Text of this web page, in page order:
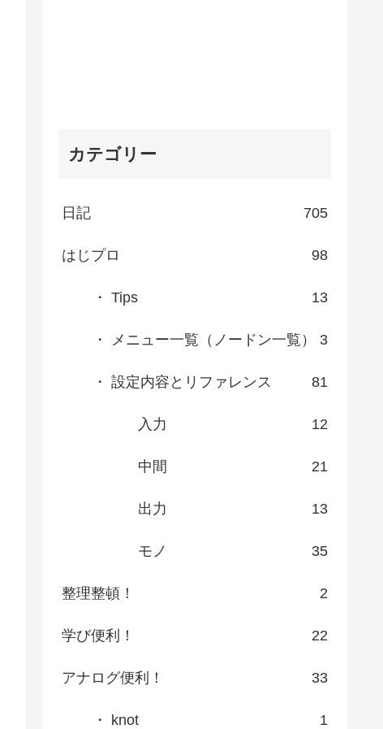
カテゴリー
日記 705
はじプロ 98
・ Tips 13
・ メニュー一覧（ノードン一覧） 3
・ 設定内容とリファレンス 81
入力 12
中間 21
出力 13
モノ 35
整理整頓！ 2
学び便利！ 22
アナログ便利！ 33
・ knot 1